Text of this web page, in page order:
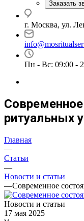
Заказать
г. Москва, ул.
Пн - Вс: 09:00 -
ритуальных
Главная
—
Статьи
—
Новости и статьи
—Современное
Новости и статьи
17 мая 2025